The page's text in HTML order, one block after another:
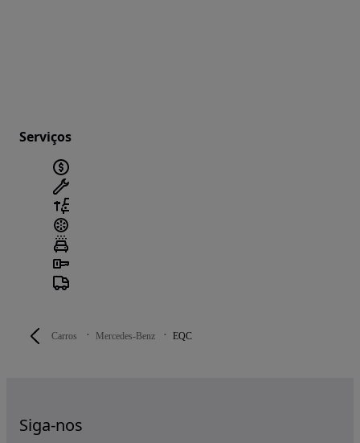
Carros Mercedes-Benz EQC
Serviços
Siga-nos